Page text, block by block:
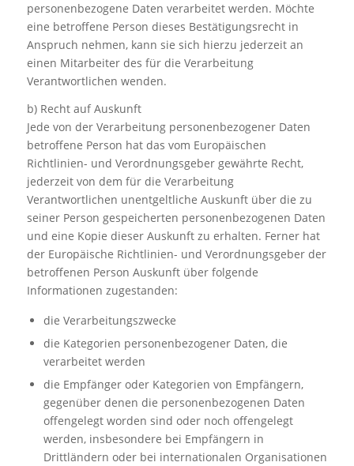
personenbezogene Daten verarbeitet werden. Möchte
eine betroffene Person dieses Bestätigungsrecht in
Anspruch nehmen, kann sie sich hierzu jederzeit an
einen Mitarbeiter des für die Verarbeitung
Verantwortlichen wenden.
b) Recht auf Auskunft
Jede von der Verarbeitung personenbezogener Daten
betroffene Person hat das vom Europäischen
Richtlinien- und Verordnungsgeber gewährte Recht,
jederzeit von dem für die Verarbeitung
Verantwortlichen unentgeltliche Auskunft über die zu
seiner Person gespeicherten personenbezogenen Daten
und eine Kopie dieser Auskunft zu erhalten. Ferner hat
der Europäische Richtlinien- und Verordnungsgeber der
betroffenen Person Auskunft über folgende
Informationen zugestanden:
die Verarbeitungszwecke
die Kategorien personenbezogener Daten, die
verarbeitet werden
die Empfänger oder Kategorien von Empfängern,
gegenüber denen die personenbezogenen Daten
offengelegt worden sind oder noch offengelegt
werden, insbesondere bei Empfängern in
Drittländern oder bei internationalen Organisationen